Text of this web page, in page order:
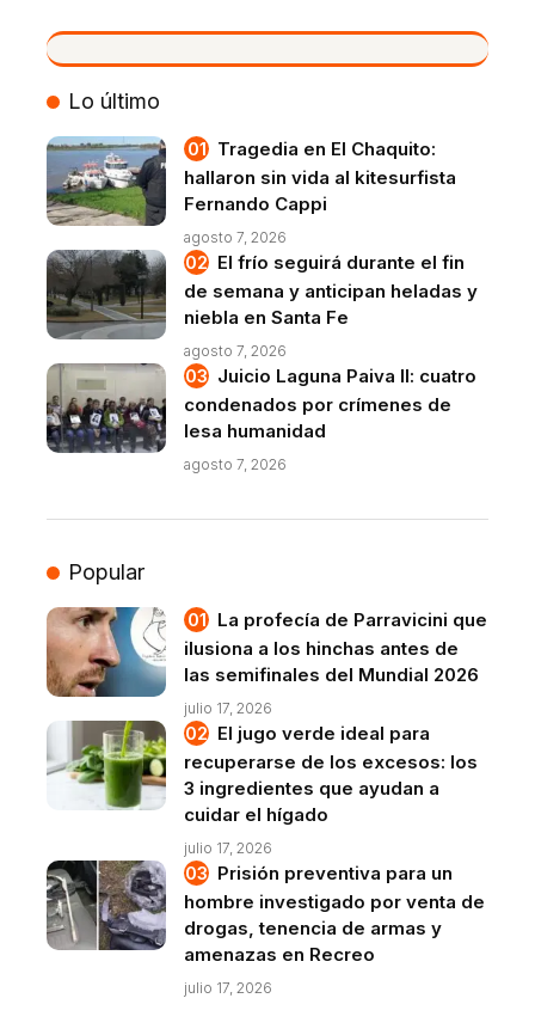
VIVO
Lo último
Tragedia en El Chaquito:
hallaron sin vida al kitesurfista
Fernando Cappi
agosto 7, 2026
El frío seguirá durante el fin
de semana y anticipan heladas y
niebla en Santa Fe
agosto 7, 2026
Juicio Laguna Paiva II: cuatro
condenados por crímenes de
lesa humanidad
agosto 7, 2026
Popular
La profecía de Parravicini que
ilusiona a los hinchas antes de
las semifinales del Mundial 2026
julio 17, 2026
El jugo verde ideal para
recuperarse de los excesos: los
3 ingredientes que ayudan a
cuidar el hígado
julio 17, 2026
Prisión preventiva para un
hombre investigado por venta de
drogas, tenencia de armas y
amenazas en Recreo
julio 17, 2026